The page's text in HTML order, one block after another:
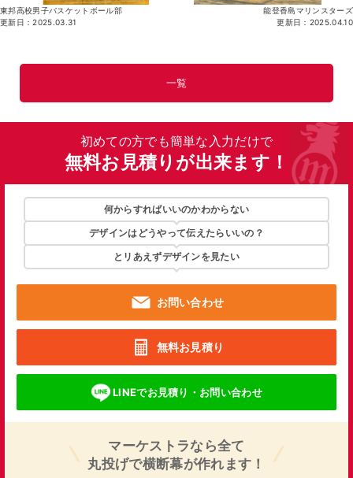
東邦高校男子バスケットボール部
更新日：2025.03.31
能登香島マリンスターズ
更新日：2025.04.10
一覧
初めての方でも簡単な入力だけで
無料お見積りが出来ます！
何からすればいいのかわからない
デザインはどうやって伝えたらいいの？
とリあえずデザインを見たい
お問い合わせ
無料お見積り
LINEでお見積り・お問い合わせ
マーケストラなら全て
丸投げで横断幕が作れます！